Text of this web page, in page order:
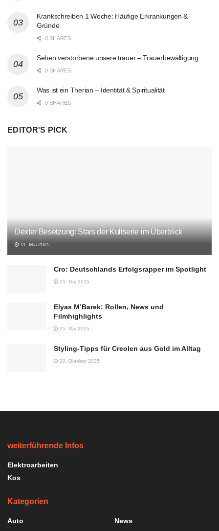
Krankschreiben 1 Woche: Häufige Erkrankungen &
Gründe
0 SHARES
Sehen verstorbene unsere trauer – Trauerbewältigung
0 SHARES
Was ist ein Therian – Identität & Spiritualität
0 SHARES
EDITOR'S PICK
Dexter Besetzung: Stars der Kultserie im Überblick
11. Mai 2025
Cro: Deutschlands Erfolgsrapper im Spotlight
25. Mai 2025
Elyas M’Barek: Rollen, News und
Filmhighlights
25. Mai 2025
Styling-Tipps für Creolen aus Gold im Alltag
20. Oktober 2025
weiterführende Infos
Elektroarbeiten
Kos
Kategorien
Auto
News